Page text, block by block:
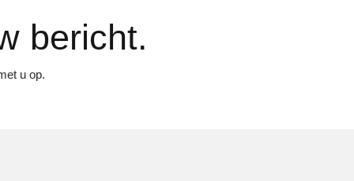
bericht.
u op.